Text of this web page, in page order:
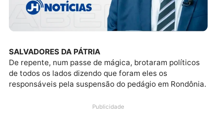
SALVADORES DA PÁTRIA
De repente, num passe de mágica, brotaram